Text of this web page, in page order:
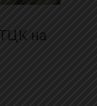
на